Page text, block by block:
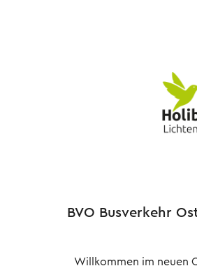
BVO Busverkehr
Willkommen im neuen